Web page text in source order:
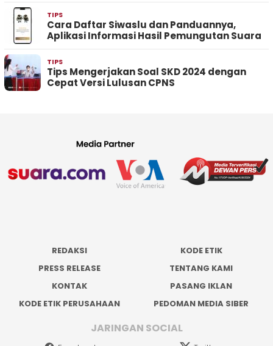
TIPS
Cara Daftar Siwaslu dan Panduannya,
Aplikasi Informasi Hasil Pemungutan Suara
TIPS
Tips Mengerjakan Soal SKD 2024 dengan
Cepat Versi Lulusan CPNS
REDAKSI
KODE ETIK
PRESS RELEASE
TENTANG KAMI
KONTAK
PASANG IKLAN
KODE ETIK PERUSAHAAN
PEDOMAN MEDIA SIBER
JARINGAN SOCIAL